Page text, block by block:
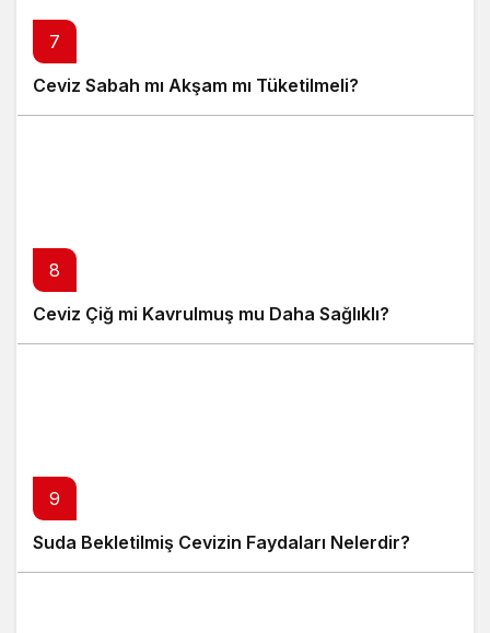
7
Ceviz Sabah mı Akşam mı Tüketilmeli?
8
Ceviz Çiğ mi Kavrulmuş mu Daha Sağlıklı?
9
Suda Bekletilmiş Cevizin Faydaları Nelerdir?